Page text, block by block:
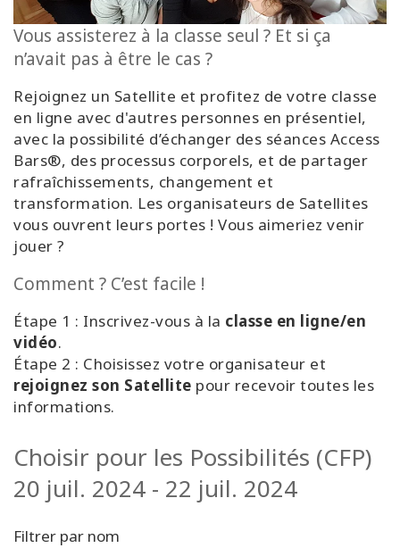
Classes
Facilitateurs
Shop
More
Actualités
CONTACT
RECHERCHE
Vous assisterez à la classe seul ? Et si ça
n’avait pas à être le cas ?
Rejoignez un Satellite et profitez de votre classe
en ligne avec d'autres personnes en présentiel,
avec la possibilité d’échanger des séances Access
Bars®, des processus corporels, et de partager
rafraîchissements, changement et
transformation. Les organisateurs de Satellites
vous ouvrent leurs portes ! Vous aimeriez venir
jouer ?
Comment ? C’est facile !
Étape 1 : Inscrivez-vous à la classe en ligne/en
vidéo.
Étape 2 : Choisissez votre organisateur et
rejoignez son Satellite pour recevoir toutes les
informations.
Choisir pour les Possibilités (CFP)
20 juil. 2024 - 22 juil. 2024
Filtrer par nom